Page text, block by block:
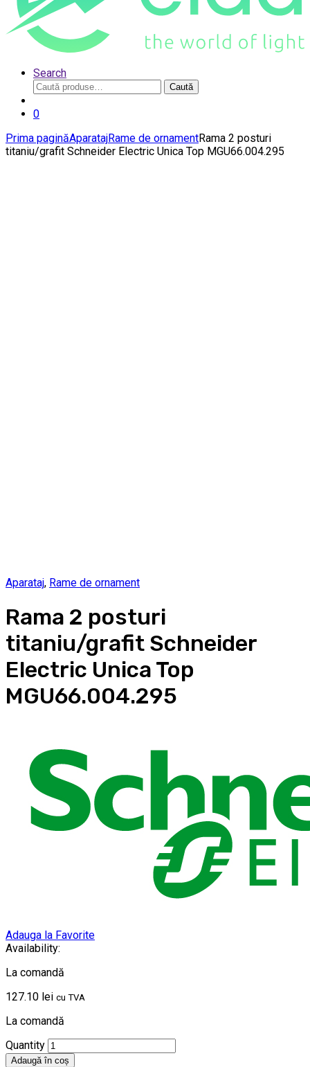
Search
Caută
după:
Caută
0
Prima paginăAparatajRame de ornamentRama 2 posturi
titaniu/grafit Schneider Electric Unica Top MGU66.004.295
Aparataj, Rame de ornament
Rama 2 posturi
titaniu/grafit Schneider
Electric Unica Top
MGU66.004.295
Adauga la Favorite
Availability:
La comandă
127.10 lei cu TVA
La comandă
Quantity
Adaugă în coș